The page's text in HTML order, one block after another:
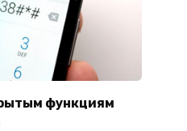
функциям